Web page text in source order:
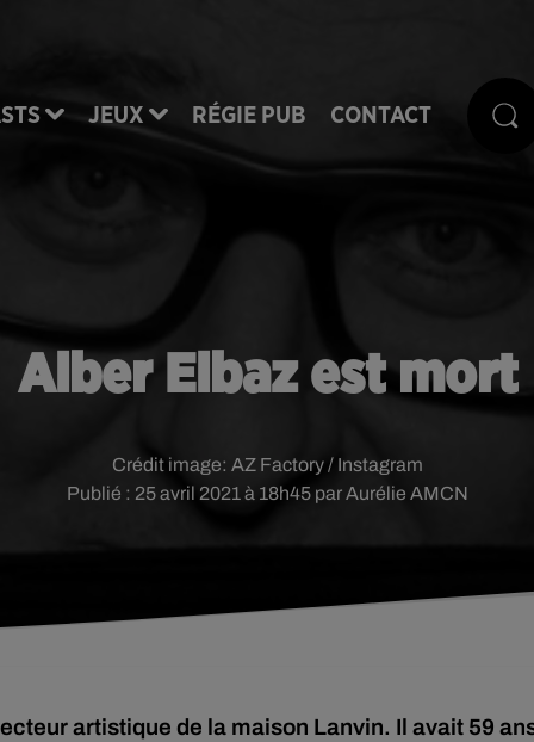
JEUX RÉGIE PUB CONTACT
Alber Elbaz est mort
Publié : 25 avril 2021 à 18h45 par Aurélie AMCN
Crédit image: AZ Factory / Instagram
artistique de la maison Lanvin. Il avait 59